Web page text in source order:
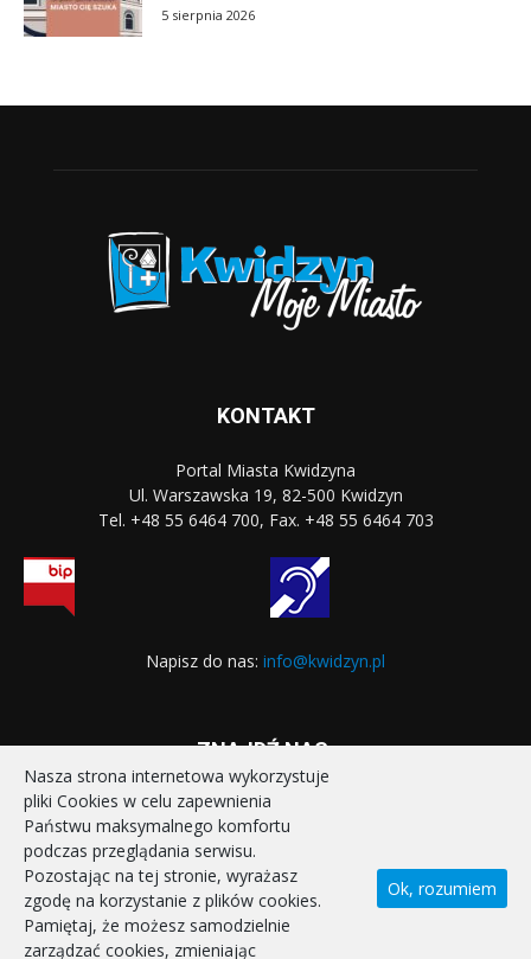
5 sierpnia 2026
KONTAKT
Portal Miasta Kwidzyna
Ul. Warszawska 19, 82-500 Kwidzyn
Tel. +48 55 6464 700, Fax. +48 55 6464 703
Napisz do nas: info@kwidzyn.pl
ZNAJDŹ NAS:
STRONA GŁÓWNA
REALIZOWANE PROJEKTY
POLITYKA PRYWATNOŚCI
DEKLARACJA DOSTĘPNOŚCI
Nasza strona internetowa wykorzystuje
pliki Cookies w celu zapewnienia
Państwu maksymalnego komfortu
podczas przeglądania serwisu.
Pozostając na tej stronie, wyrażasz
zgodę na korzystanie z plików cookies.
Pamiętaj, że możesz samodzielnie
zarządzać cookies, zmieniając
Ok, rozumiem